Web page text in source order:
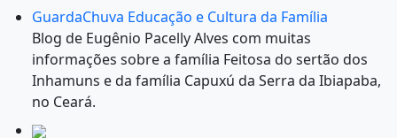
GuardaChuva Educação e Cultura da Família
Blog de Eugênio Pacelly Alves com muitas
informações sobre a família Feitosa do sertão dos
Inhamuns e da família Capuxú da Serra da Ibiapaba,
no Ceará.